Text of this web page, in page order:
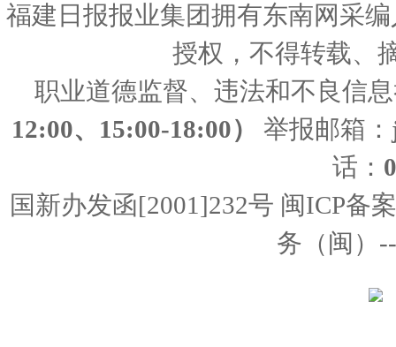
福建日报报业集团拥有东南网采
授权，不得转载、
职业道德监督、违法和不良信
12:00、15:00-18:00）
举报邮箱：
话：
国新办发函[2001]232号 闽ICP备
务（闽）